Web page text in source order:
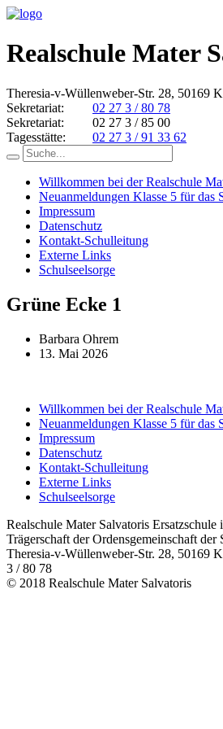
Realschule Mater
Theresia-v-Wüllenweber-Str. 28, 50169
Sekretariat:
02 27 3 / 80 78
Sekretariat:
02 27 3 / 85 00
Tagesstätte:
02 27 3 / 91 33 62
Willkommen bei der Realschule
Neuanmeldungen Klasse 5 für das
Impressum
Datenschutz
Kontakt-Schulleitung
Externe Links
Schulseelsorge
Grüne Ecke 1
Barbara Ohrem
13. Mai 2026
Willkommen bei der Realschule
Neuanmeldungen Klasse 5 für das
Impressum
Datenschutz
Kontakt-Schulleitung
Externe Links
Schulseelsorge
Realschule Mater Salvatoris Ersatzschule
Trägerschaft der Ordensgemeinschaft der
Theresia-v-Wüllenweber-Str. 28, 50169
3 / 80 78
© 2018 Realschule Mater Salvatoris